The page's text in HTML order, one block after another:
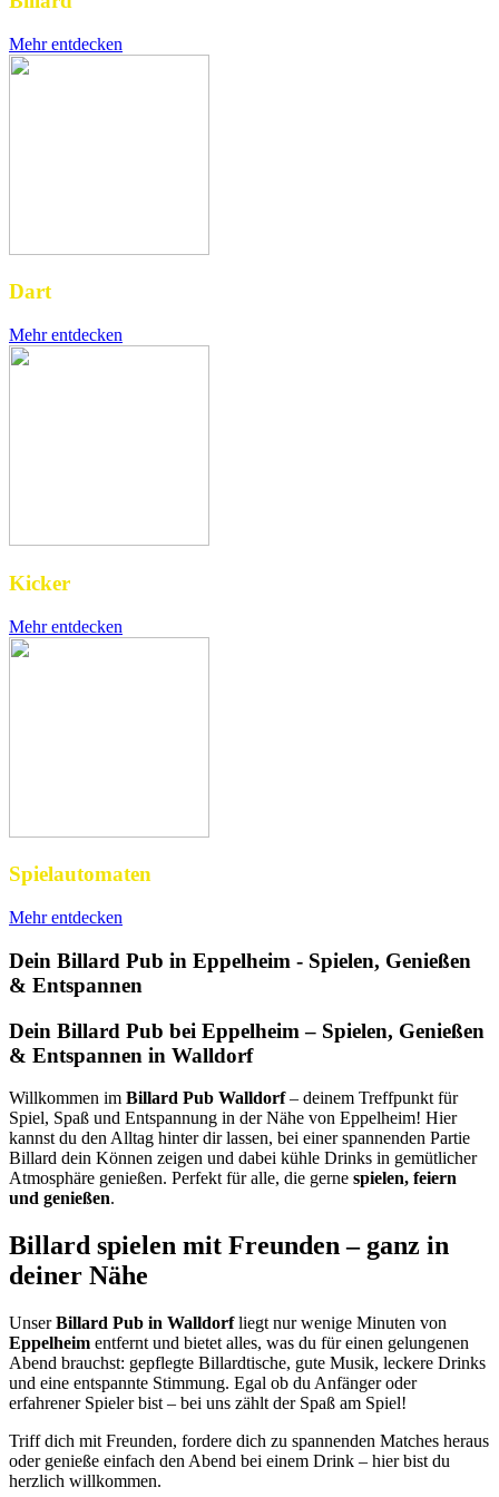
Mehr entdecken
Dart
Mehr entdecken
Kicker
Mehr entdecken
Spielautomaten
Mehr entdecken
Dein Billard Pub in Eppelheim - Spielen, Genießen
& Entspannen
Dein Billard Pub bei Eppelheim – Spielen, Genießen
& Entspannen in Walldorf
Willkommen im Billard Pub Walldorf– deinem Treffpunkt für
Spiel, Spaß und Entspannung in der Nähe von Eppelheim! Hier
kannst du den Alltag hinter dir lassen, bei einer spannenden Partie
Billard dein Können zeigen und dabei kühle Drinks in gemütlicher
Atmosphäre genießen. Perfekt für alle, die gerne spielen, feiern
und genießen.
Billard spielen mit Freunden – ganz in
deiner Nähe
UnserBillard Pub in Walldorfliegt nur wenige Minuten von
Eppelheim entfernt und bietet alles, was du für einen gelungenen
Abend brauchst: gepflegte Billardtische, gute Musik, leckere Drinks
und eine entspannte Stimmung. Egal ob du Anfänger oder
erfahrener Spieler bist – bei uns zählt der Spaß am Spiel!
Triff dich mit Freunden, fordere dich zu spannenden Matches heraus
oder genieße einfach den Abend bei einem Drink – hier bist du
herzlich willkommen.